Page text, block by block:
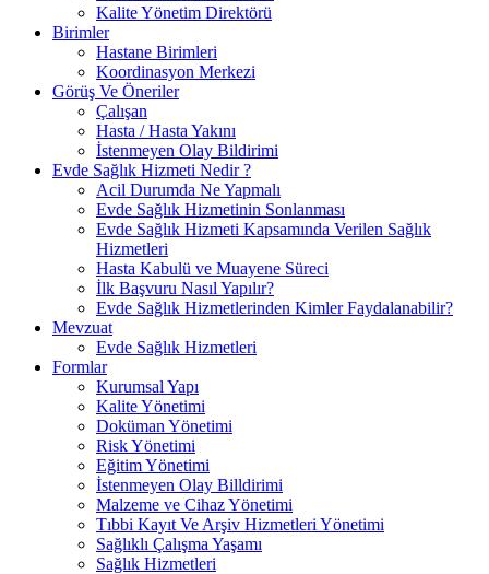
Kalite Yönetim Direktörü
Birimler
Hastane Birimleri
Koordinasyon Merkezi
Görüş Ve Öneriler
Çalışan
Hasta / Hasta Yakını
İstenmeyen Olay Bildirimi
Evde Sağlık Hizmeti Nedir ?
Acil Durumda Ne Yapmalı
Evde Sağlık Hizmetinin Sonlanması
Evde Sağlık Hizmeti Kapsamında Verilen Sağlık
Hizmetleri
Hasta Kabulü ve Muayene Süreci
İlk Başvuru Nasıl Yapılır?
Evde Sağlık Hizmetlerinden Kimler Faydalanabilir?
Mevzuat
Evde Sağlık Hizmetleri
Formlar
Kurumsal Yapı
Kalite Yönetimi
Doküman Yönetimi
Risk Yönetimi
Eğitim Yönetimi
İstenmeyen Olay Billdirimi
Malzeme ve Cihaz Yönetimi
Tıbbi Kayıt Ve Arşiv Hizmetleri Yönetimi
Sağlıklı Çalışma Yaşamı
Sağlık Hizmetleri